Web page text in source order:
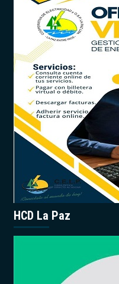
HCD La Paz